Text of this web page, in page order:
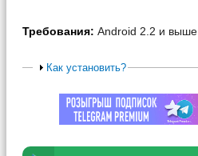
Требования: Android 2.2 и выше
Как установить?